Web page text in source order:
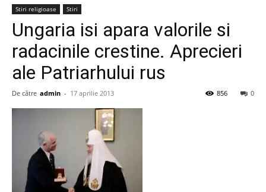
Stiri religioase Stiri
Ungaria isi apara valorile si
radacinile crestine. Aprecieri
ale Patriarhului rus
De către admin - 17 aprilie 2013 0
856